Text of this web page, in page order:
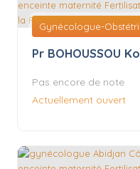
Gynécologue-
Pr BOHOUSSOU
Pas encore de note
Actuellement ouvert